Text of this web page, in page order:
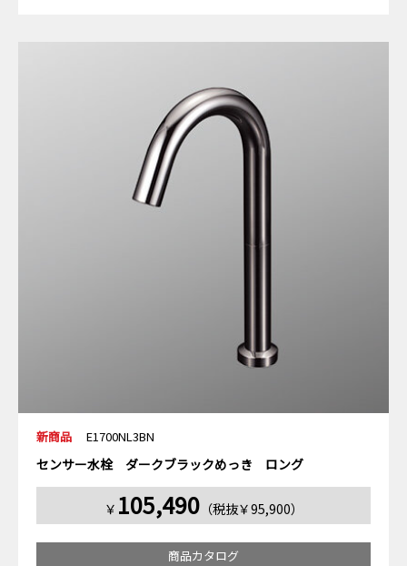
新商品 E1700NL3BN
センサー水栓 ダークブラックめっき ロング
￥ 105,490（税抜￥95,900）
商品カタログ